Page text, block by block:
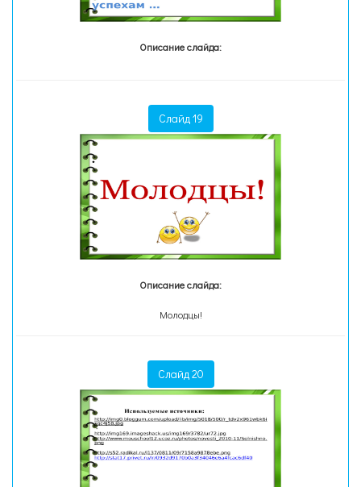
Описание слайда:
Слайд 19
Описание слайда:
Молодцы!
Слайд 20